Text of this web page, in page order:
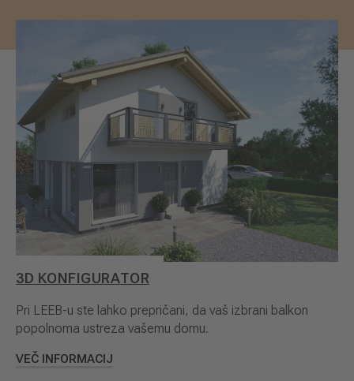
3D KONFIGURATOR
Pri LEEB-u ste lahko prepričani, da vaš izbrani balkon
popolnoma ustreza vašemu domu.
VEČ INFORMACIJ